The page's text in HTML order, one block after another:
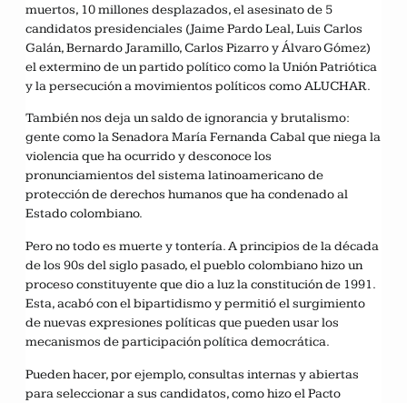
muertos, 10 millones desplazados, el asesinato de 5
candidatos presidenciales (Jaime Pardo Leal, Luis Carlos
Galán, Bernardo Jaramillo, Carlos Pizarro y Álvaro Gómez)
el extermino de un partido político como la Unión Patriótica
y la persecución a movimientos políticos como ALUCHAR.
También nos deja un saldo de ignorancia y brutalismo:
gente como la Senadora María Fernanda Cabal que niega la
violencia que ha ocurrido y desconoce los
pronunciamientos del sistema latinoamericano de
protección de derechos humanos que ha condenado al
Estado colombiano.
Pero no todo es muerte y tontería. A principios de la década
de los 90s del siglo pasado, el pueblo colombiano hizo un
proceso constituyente que dio a luz la constitución de 1991.
Esta, acabó con el bipartidismo y permitió el surgimiento
de nuevas expresiones políticas que pueden usar los
mecanismos de participación política democrática.
Pueden hacer, por ejemplo, consultas internas y abiertas
para seleccionar a sus candidatos, como hizo el Pacto